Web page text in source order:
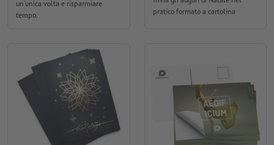
un'unica volta e risparmiare
tempo.
pratico formato a cartolina